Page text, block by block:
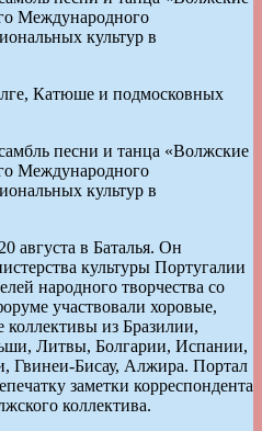
Международного
культур в
Катюше и подмосковных
песни и танца «Волжские
Международного
культур в
августа в Баталья. Он
культуры Португалии
народного творчества со
участвовали хоровые,
из Бразилии,
Литвы, Болгарии, Испании,
Гвинеи-Бисау, Алжира. Портал
заметки корреспондента
коллектива.